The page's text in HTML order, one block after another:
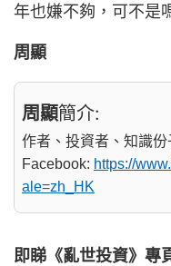
年也嫌不夠，可不是
周顯
周顯簡介:
作者、投資者、知識
Facebook: https://
ale=zh_HK
即睇《亂世投資》專